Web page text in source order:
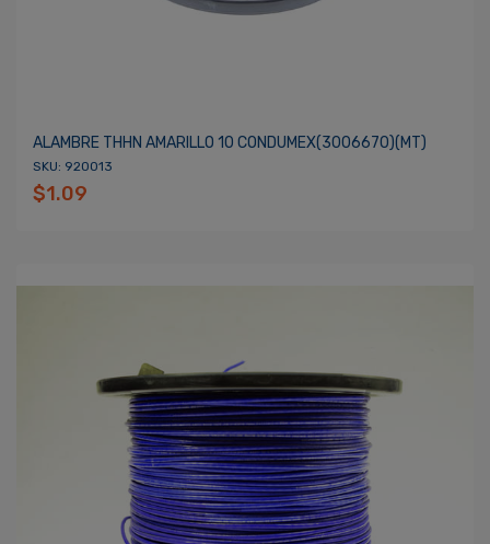
ALAMBRE THHN AMARILLO 10 CONDUMEX(3006670)(MT)
SKU: 920013
$1.09